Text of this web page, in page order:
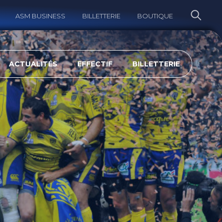
ASM BUSINESS BILLETTERIE BOUTIQUE
ACTUALITÉS EFFECTIF BILLETTERIE